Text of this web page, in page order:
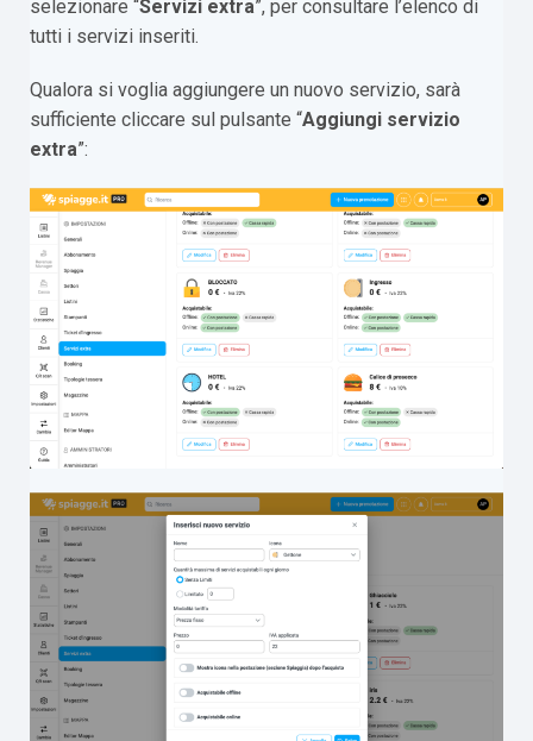
selezionare “Servizi extra”, per consultare l’elenco di
tutti i servizi inseriti.
Qualora si voglia aggiungere un nuovo servizio, sarà
sufficiente cliccare sul pulsante “Aggiungi servizio
extra”: